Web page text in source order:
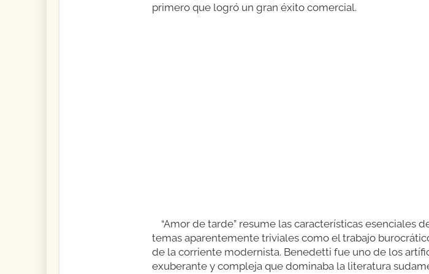
primero que logró un gran éxito comercial.
“Amor de tarde” resume las características esenciales
temas aparentemente triviales como el trabajo
de la corriente modernista. Benedetti fue uno de los
exuberante y compleja que dominaba la literatura